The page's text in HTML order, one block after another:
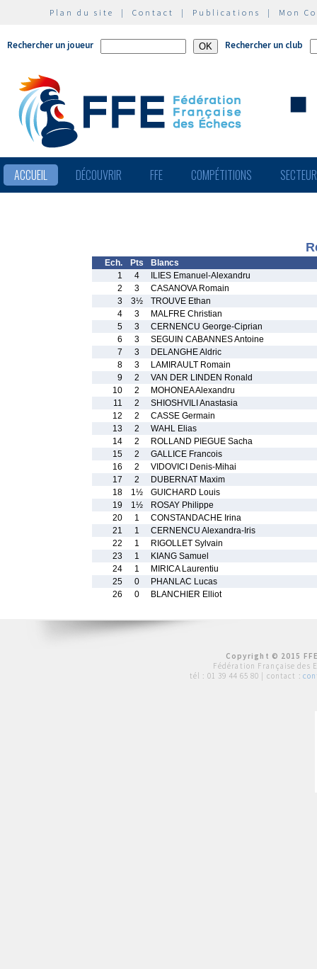
Plan du site | Contact | Publications | Mon
Rechercher un joueur Rechercher un club
ACCUEIL DÉCOUVRIR FFE COMPÉTITIONS
Ech. Pts
Blancs
1
4
ILIES Emanuel-Alexandru
2
3
CASANOVA Romain
3
3½
TROUVE Ethan
4
3
MALFRE Christian
5
3
CERNENCU George-Ciprian
6
3
SEGUIN CABANNES Antoine
7
3
DELANGHE Aldric
8
3
LAMIRAULT Romain
9
2
VAN DER LINDEN Ronald
10
2
MOHONEA Alexandru
11
2
SHIOSHVILI Anastasia
12
2
CASSE Germain
13
2
WAHL Elias
14
2
ROLLAND PIEGUE Sacha
15
2
GALLICE Francois
16
2
VIDOVICI Denis-Mihai
17
2
DUBERNAT Maxim
18
1½
GUICHARD Louis
19
1½
ROSAY Philippe
20
1
CONSTANDACHE Irina
21
1
CERNENCU Alexandra-Iris
22
1
RIGOLLET Sylvain
23
1
KIANG Samuel
24
1
MIRICA Laurentiu
25
0
PHANLAC Lucas
26
0 BLANCHIER Elliot
Copyright © 2015
Fédération Française des
tél : 01 39 44 65 80 | contact :